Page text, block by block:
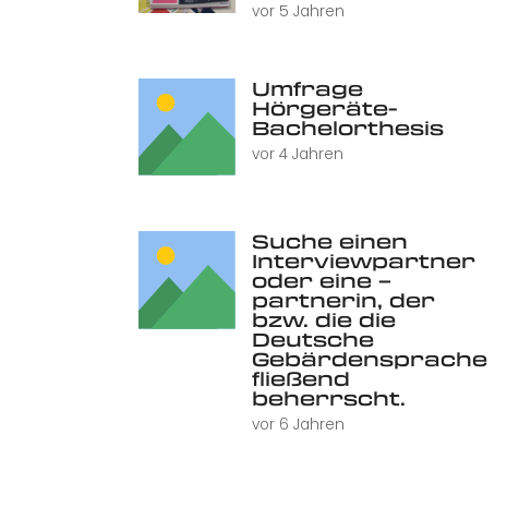
vor 5 Jahren
Umfrage
Hörgeräte-
Bachelorthesis
vor 4 Jahren
Suche einen
Interviewpartner
oder eine –
partnerin, der
bzw. die die
Deutsche
Gebärdensprache
fließend
beherrscht.
vor 6 Jahren